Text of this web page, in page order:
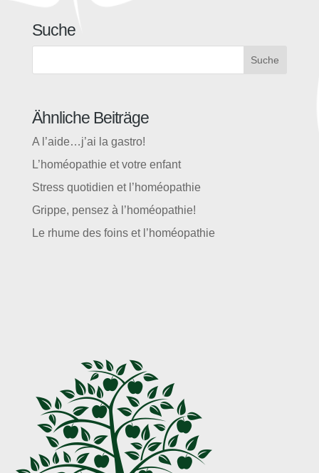
Suche
Suche
Ähnliche Beiträge
A l’aide…j’ai la gastro!
L’homéopathie et votre enfant
Stress quotidien et l’homéopathie
Grippe, pensez à l’homéopathie!
Le rhume des foins et l’homéopathie